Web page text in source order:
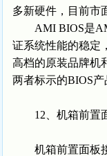
多新硬件，目前市
AMI BIOS是AMI
证系统性能的稳定
高档的原装品牌机
两者标示的BIOS产
12、机箱前置
机箱前置面板接